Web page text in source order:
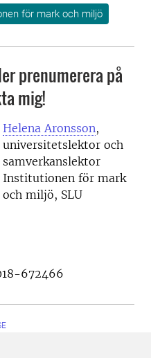
för mark och miljö
prenumerera på
mig!
Helena Aronsson,
universitetslektor och
samverkanslektor
Institutionen för mark
och miljö, SLU
672466